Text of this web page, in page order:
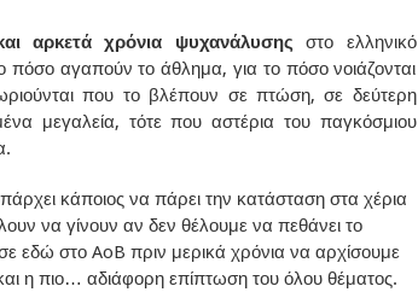
αρκετά χρόνια ψυχανάλυσης στο ελληνικό
πόσο αγαπούν το άθλημα, για το πόσο νοιάζονται
που το βλέπουν σε πτώση, σε δεύτερη
μεγαλεία, τότε που αστέρια του παγκόσμιου
κάποιος να πάρει την κατάσταση στα χέρια
να γίνουν αν δεν θέλουμε να πεθάνει το
εδώ στο AoB πριν μερικά χρόνια να αρχίσουμε
η πιο… αδιάφορη επίπτωση του όλου θέματος.